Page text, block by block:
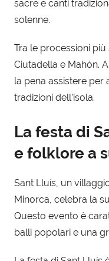
sacre e canti
solenne.
Tra le processioni
Ciutadella e Mahón.
la pena assistere per
tradizioni dell’isola.
La festa di
e folklore a
Sant Lluís, un
Minorca, celebra la
Questo evento è
balli popolari e una